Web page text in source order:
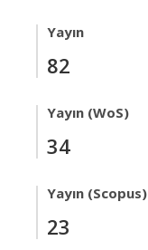
Yayın
82
Yayın (WoS)
34
Yayın (Scopus)
23